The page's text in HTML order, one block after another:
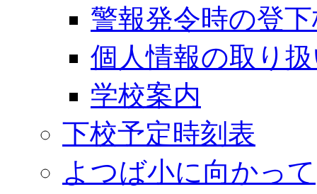
警報発令時の登
個人情報の取り
学校案内
下校予定時刻表
よつば小に向かって